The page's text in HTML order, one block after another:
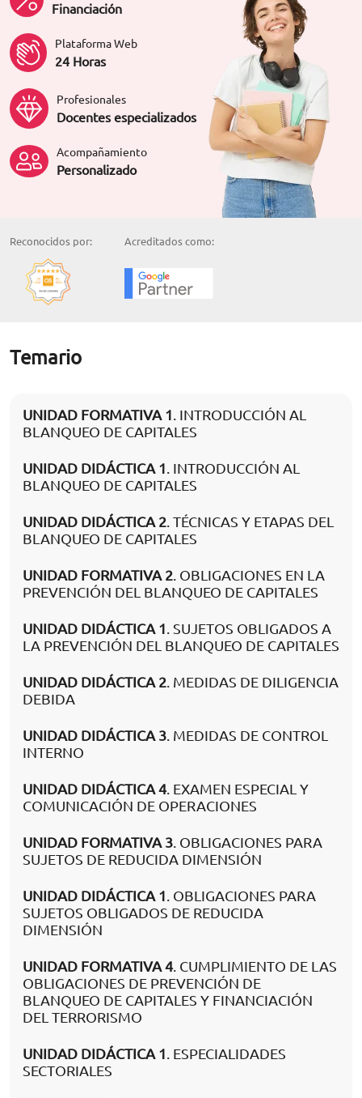
Financiación
Plataforma Web
24 Horas
Profesionales
Docentes especializados
Acompañamiento
Personalizado
Reconocidos por: Acreditados como:
Temario
UNIDAD FORMATIVA 1. INTRODUCCIÓN AL
BLANQUEO DE CAPITALES
UNIDAD DIDÁCTICA 1. INTRODUCCIÓN AL
BLANQUEO DE CAPITALES
UNIDAD DIDÁCTICA 2. TÉCNICAS Y ETAPAS DEL
BLANQUEO DE CAPITALES
UNIDAD FORMATIVA 2. OBLIGACIONES EN LA
PREVENCIÓN DEL BLANQUEO DE CAPITALES
UNIDAD DIDÁCTICA 1. SUJETOS OBLIGADOS A
LA PREVENCIÓN DEL BLANQUEO DE CAPITALES
UNIDAD DIDÁCTICA 2. MEDIDAS DE DILIGENCIA
DEBIDA
UNIDAD DIDÁCTICA 3. MEDIDAS DE CONTROL
INTERNO
UNIDAD DIDÁCTICA 4. EXAMEN ESPECIAL Y
COMUNICACIÓN DE OPERACIONES
UNIDAD FORMATIVA 3. OBLIGACIONES PARA
SUJETOS DE REDUCIDA DIMENSIÓN
UNIDAD DIDÁCTICA 1. OBLIGACIONES PARA
SUJETOS OBLIGADOS DE REDUCIDA
DIMENSIÓN
UNIDAD FORMATIVA 4. CUMPLIMIENTO DE LAS
OBLIGACIONES DE PREVENCIÓN DE
BLANQUEO DE CAPITALES Y FINANCIACIÓN
DEL TERRORISMO
UNIDAD DIDÁCTICA 1. ESPECIALIDADES
SECTORIALES